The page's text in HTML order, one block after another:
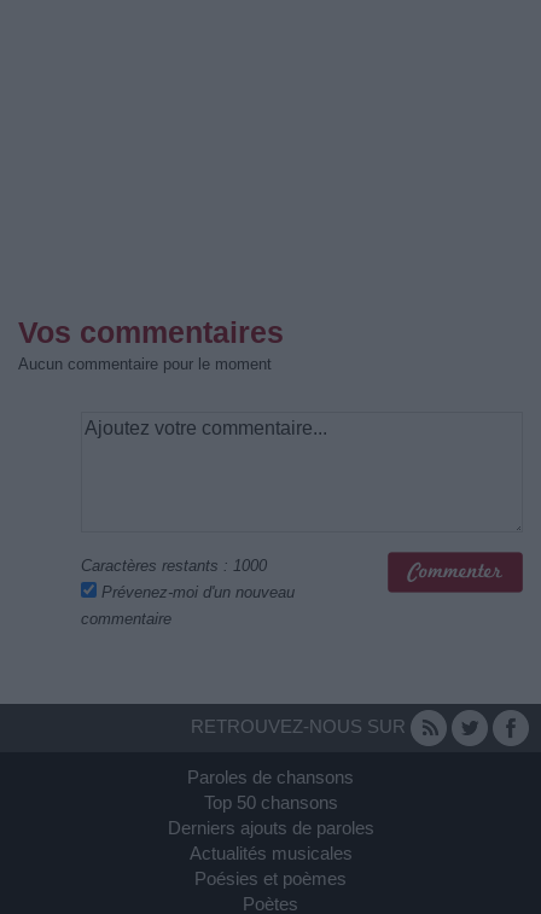
Vos commentaires
Aucun commentaire pour le moment
Caractères restants : 1000
Prévenez-moi d'un nouveau
commentaire
RETROUVEZ-NOUS SUR
Paroles de chansons
Top 50 chansons
Derniers ajouts de paroles
Actualités musicales
Poésies et poèmes
Poètes